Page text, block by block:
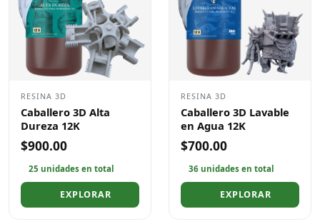
RESINA 3D
Caballero 3D Alta
Dureza 12K
$900.00
25 unidades en total
EXPLORAR
RESINA 3D
Caballero 3D Lavable
en Agua 12K
$700.00
36 unidades en total
EXPLORAR